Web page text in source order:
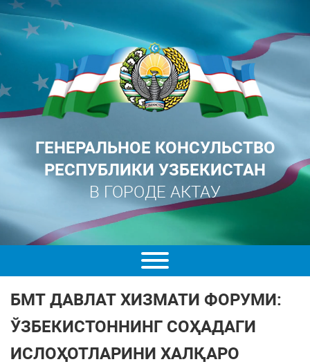
ГЕНЕРАЛЬНОЕ КОНСУЛЬСТВО
РЕСПУБЛИКИ УЗБЕКИСТАН
В ГОРОДЕ АКТАУ
БМТ ДАВЛАТ ХИЗМАТИ ФОРУМИ:
ЎЗБЕКИСТОННИНГ СОҲАДАГИ
ИСЛОҲОТЛАРИНИ ХАЛҚАРО